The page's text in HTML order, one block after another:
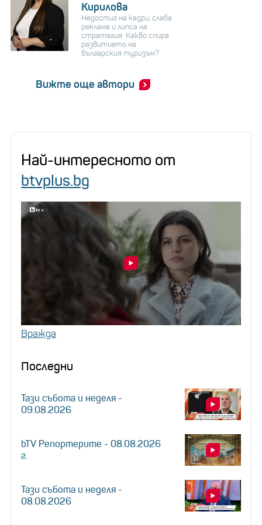
Кирилова
Недостиг на кадри, слаба
реклама и липса на
стратегия: Какво спира
развитието на
българския туризъм?
Вижте още автори
Най-интересното от
btvplus.bg
Вражда
Последни
Тази събота и неделя -
09.08.2026
bTV Репортерите - 08.08.2026
г.
Тази събота и неделя -
08.08.2026